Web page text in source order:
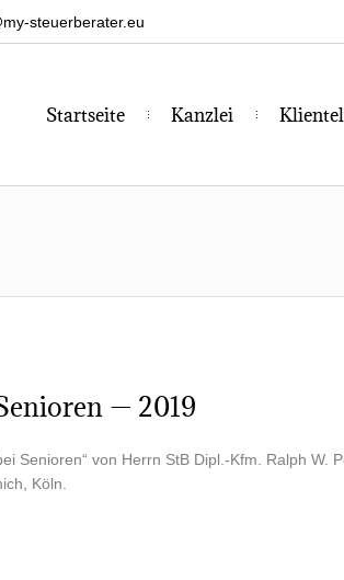
steuerberater.eu
Start­sei­te Kanz­lei Kli­en­tel
— 2019
Senio­ren“ von Herrn StB Dipl.-Kfm. Ralph W.
Köln.